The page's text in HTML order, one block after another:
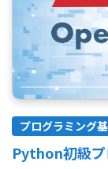
プログラミング
Python初級